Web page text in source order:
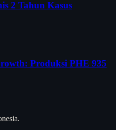
2 Tahun Kasus
Produksi PHE 935